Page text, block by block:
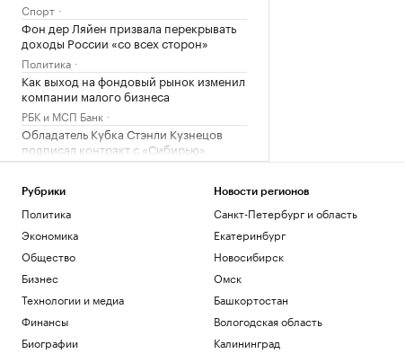
Спорт
Фон дер Ляйен призвала перекрывать
доходы России «со всех сторон»
Политика
Как выход на фондовый рынок изменил
компании малого бизнеса
РБК и МСП Банк
Обладатель Кубка Стэнли Кузнецов
подписал контракт с «Сибирью»
В Абхазии во второй раз за неделю
произошло отключение электричества
Общество
Как работает крупнейшая товарно-
сырьевая биржа страны
РБК и Петербургская Биржа
Двух девочек после атаки БПЛА под
Геленджиком доставили в больницу
Москвы
Политика
Рубрики
Политика
Экономика
Общество
Бизнес
Технологии и медиа
Финансы
Биографии
Новости регионов
Санкт-Петербург и область
Екатеринбург
Новосибирск
Омск
Башкортостан
Вологодская область
Калининград